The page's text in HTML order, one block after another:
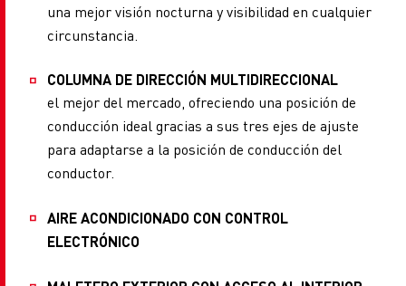
una mejor visión nocturna y visibilidad en cualquier
circunstancia.
COLUMNA DE DIRECCIÓN MULTIDIRECCIONAL
el mejor del mercado, ofreciendo una posición de
conducción ideal gracias a sus tres ejes de ajuste
para adaptarse a la posición de conducción del
conductor.
AIRE ACONDICIONADO CON CONTROL
ELECTRÓNICO